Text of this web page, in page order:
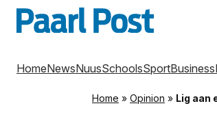
HomeNewsNuusSchoolsSportBusiness
Home » Opinion » Lig aan